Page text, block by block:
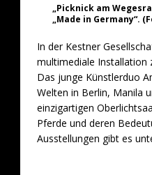
„Picknick am
„Made in Germany“.
In der Kestner
multimediale Installation
Das junge Künstlerduo
Welten in Berlin, Manila
einzigartigen
Pferde und deren
Ausstellungen gibt es